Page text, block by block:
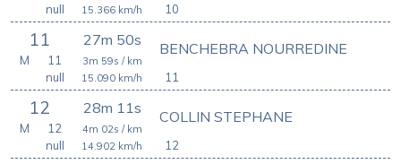
10
15.366 km/h
null
11 27m 50s
11
BENCHEBRA NOURREDINE
3m 59s / km
15.090 km/h
M
11
null
12 28m 11s
12
COLLIN STEPHANE
4m 02s / km
14.902 km/h
M
12
null